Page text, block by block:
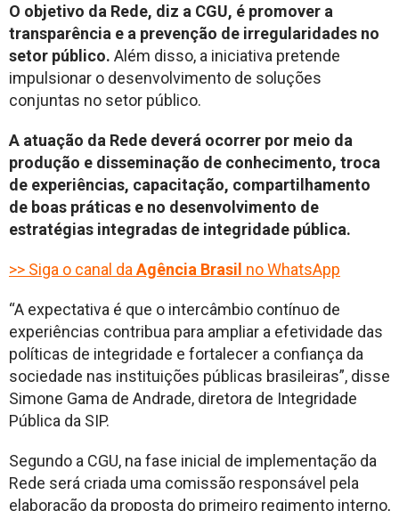
O objetivo da Rede, diz a CGU, é promover a
transparência e a prevenção de irregularidades no
setor público. Além disso, a iniciativa pretende
impulsionar o desenvolvimento de soluções
conjuntas no setor público.
A atuação da Rede deverá ocorrer por meio da
produção e disseminação de conhecimento, troca
de experiências, capacitação, compartilhamento
de boas práticas e no desenvolvimento de
estratégias integradas de integridade pública.
>> Siga o canal da Agência Brasil no WhatsApp​
“A expectativa é que o intercâmbio contínuo de
experiências contribua para ampliar a efetividade das
políticas de integridade e fortalecer a confiança da
sociedade nas instituições públicas brasileiras”, disse
Simone Gama de Andrade, diretora de Integridade
Pública da SIP.
Segundo a CGU, na fase inicial de implementação da
Rede será criada uma comissão responsável pela
elaboração da proposta do primeiro regimento interno,